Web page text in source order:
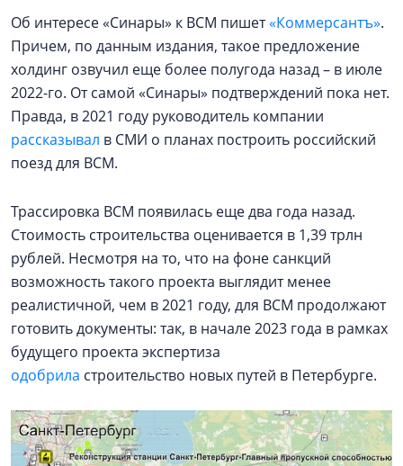
Об интересе «Синары» к ВСМ пишет«Коммерсантъ».
Причем, по данным издания, такое предложение
холдинг озвучил еще более полугода назад – в июле
2022-го. От самой «Синары» подтверждений пока нет.
Правда, в 2021 году руководитель компании
рассказывал в СМИ о планах построить российский
поезд для ВСМ.
Трассировка ВСМ появилась еще два года назад.
Стоимость строительства оценивается в 1,39 трлн
рублей. Несмотря на то, что на фоне санкций
возможность такого проекта выглядит менее
реалистичной, чем в 2021 году, для ВСМ продолжают
готовить документы: так, в начале 2023 года в рамках
будущего проекта экспертиза
одобрила строительство новых путей в Петербурге.